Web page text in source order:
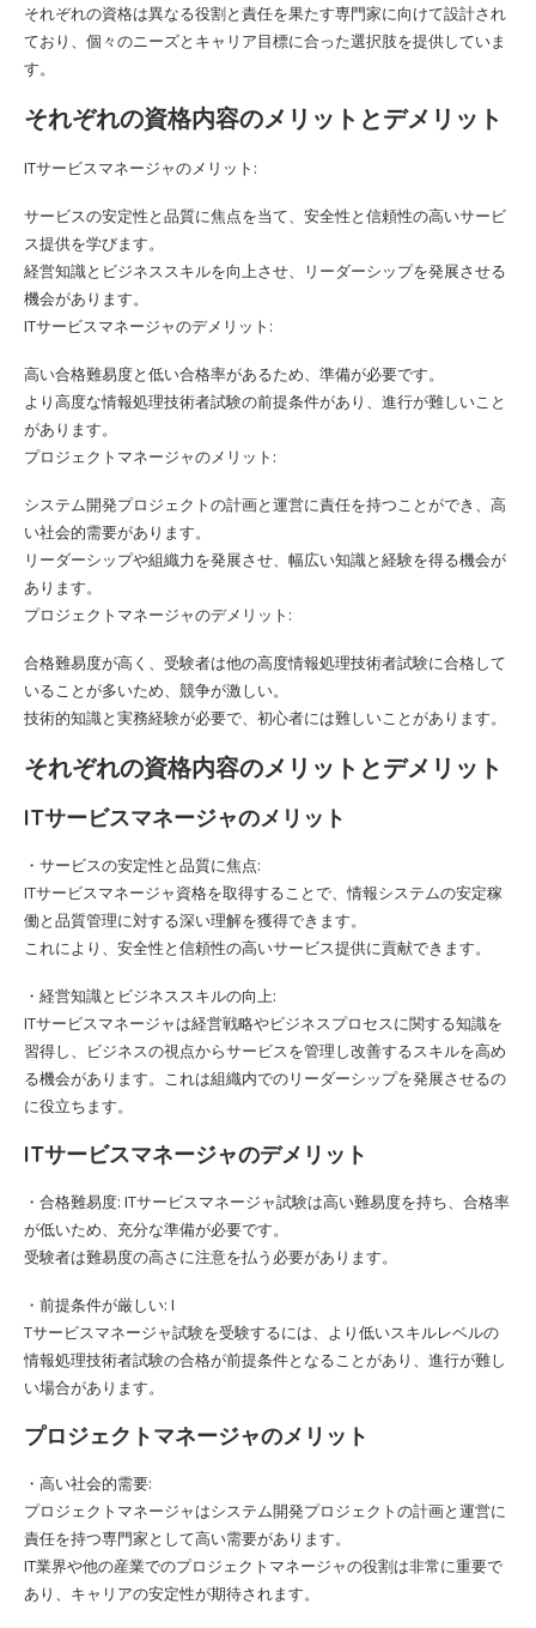
それぞれの資格は異なる役割と責任を果たす専門家に向けて設計され
ており、個々のニーズとキャリア目標に合った選択肢を提供していま
す。
それぞれの資格内容のメリットとデメリット
ITサービスマネージャのメリット:
サービスの安定性と品質に焦点を当て、安全性と信頼性の高いサービ
ス提供を学びます。
経営知識とビジネススキルを向上させ、リーダーシップを発展させる
機会があります。
ITサービスマネージャのデメリット:
高い合格難易度と低い合格率があるため、準備が必要です。
より高度な情報処理技術者試験の前提条件があり、進行が難しいこと
があります。
プロジェクトマネージャのメリット:
システム開発プロジェクトの計画と運営に責任を持つことができ、高
い社会的需要があります。
リーダーシップや組織力を発展させ、幅広い知識と経験を得る機会が
あります。
プロジェクトマネージャのデメリット:
合格難易度が高く、受験者は他の高度情報処理技術者試験に合格して
いることが多いため、競争が激しい。
技術的知識と実務経験が必要で、初心者には難しいことがあります。
それぞれの資格内容のメリットとデメリット
ITサービスマネージャのメリット
・サービスの安定性と品質に焦点:
ITサービスマネージャ資格を取得することで、情報システムの安定稼
働と品質管理に対する深い理解を獲得できます。
これにより、安全性と信頼性の高いサービス提供に貢献できます。
・経営知識とビジネススキルの向上:
ITサービスマネージャは経営戦略やビジネスプロセスに関する知識を
習得し、ビジネスの視点からサービスを管理し改善するスキルを高め
る機会があります。これは組織内でのリーダーシップを発展させるの
に役立ちます。
ITサービスマネージャのデメリット
・合格難易度: ITサービスマネージャ試験は高い難易度を持ち、合格率
が低いため、充分な準備が必要です。
受験者は難易度の高さに注意を払う必要があります。
・前提条件が厳しい: I
Tサービスマネージャ試験を受験するには、より低いスキルレベルの
情報処理技術者試験の合格が前提条件となることがあり、進行が難し
い場合があります。
プロジェクトマネージャのメリット
・高い社会的需要:
プロジェクトマネージャはシステム開発プロジェクトの計画と運営に
責任を持つ専門家として高い需要があります。
IT業界や他の産業でのプロジェクトマネージャの役割は非常に重要で
あり、キャリアの安定性が期待されます。